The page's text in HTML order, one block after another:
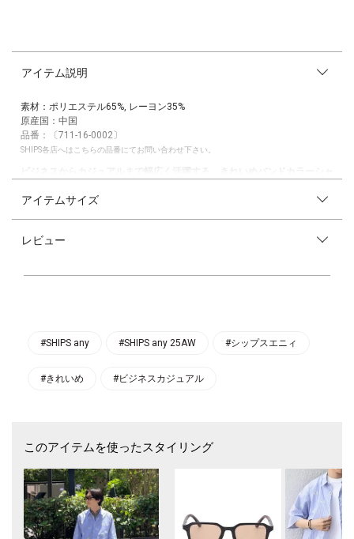
アイテム説明
素材：ポリエステル65%, レーヨン35%
原産国：中国
品番：〔711-16-0002〕
SHIPS各店へはこちらの品番にてお問い合わせ下さい。
見え方の素材。
無地は杢調のカラーリングで表情感があり、守備範囲の広いストライプ柄
ビジネスシーンのみならず、休日のカジュアルスタイルまで汎用性抜群の
アイテム。
同素材を使用したレギュラーカラーシャツもご用意しております。
【同素材のレギュラーカラーシャツ】
◆LIM BLESS ソリッド/ストライプ レギュラーカラー シャツ(セットアッ
プ対応)
アイテムサイズ
レビュー
#SHIPS any #SHIPS any 25AW #シップスエニィ
#きれいめ #ビジネスカジュアル
このアイテムを使ったスタイリング